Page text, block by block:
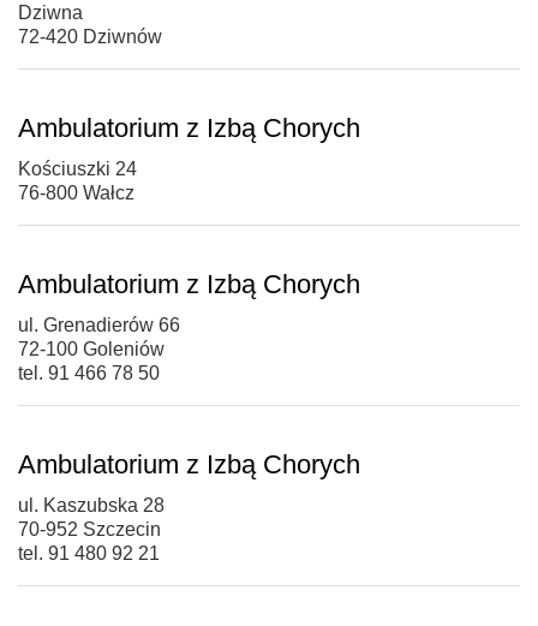
Dziwna
72-420 Dziwnów
Ambulatorium z Izbą Chorych
Kościuszki 24
76-800 Wałcz
Ambulatorium z Izbą Chorych
ul. Grenadierów 66
72-100 Goleniów
tel. 91 466 78 50
Ambulatorium z Izbą Chorych
ul. Kaszubska 28
70-952 Szczecin
tel. 91 480 92 21